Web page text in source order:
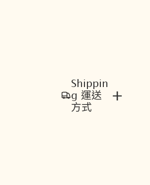
Shippin
g 運送
方式
+